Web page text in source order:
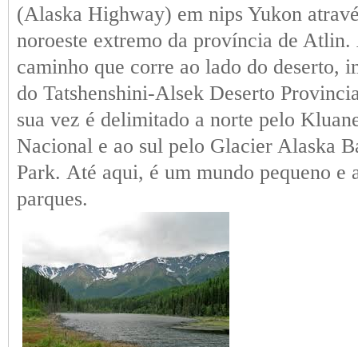
(Alaska Highway) em nips Yukon
noroeste extremo da província de
caminho que corre ao lado do deserto,
do Tatshenshini-Alsek Deserto
sua vez é delimitado a norte pelo
Nacional e ao sul pelo Glacier Alaska
Park. Até aqui, é um mundo pequeno e
parques.